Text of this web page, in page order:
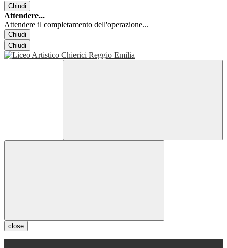
Chiudi
Attendere...
Attendere il completamento dell'operazione...
Chiudi
Chiudi
close